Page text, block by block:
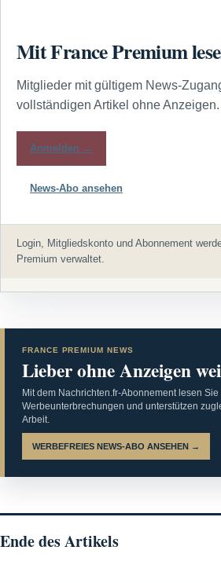
Mit France Premium
Mitglieder mit gültigem News-
vollständigen Artikel ohne Anzeigen.
Anmelden →
News-Abo ansehen
Login, Mitgliedskonto und Abonnement
Premium verwaltet.
FRANCE PREMIUM NEWS
Lieber ohne Anzeigen
Mit dem Nachrichten.fr-Abonnement lesen
Werbeunterbrechungen und unterstützen
Arbeit.
WERBEFREIES NEWS-ABO ANSEHEN →
Ende des Artikels